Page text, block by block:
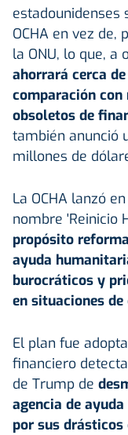
estadounidenses
OCHA en vez de,
la ONU, lo que, a
ahorrará cerca
comparación
obsoletos de
también anunció
millones de
La OCHA lanzó
nombre 'Reinicio
propósito
ayuda
burocráticos y
en situaciones
El plan fue
financiero
de Trump de
agencia de
por sus